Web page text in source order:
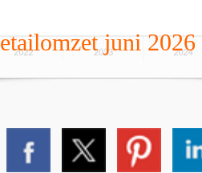
juni 2026